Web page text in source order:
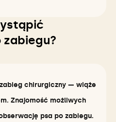
zabiegu?
chirurgiczny — wiąże
Znajomość możliwych
psa po zabiegu.